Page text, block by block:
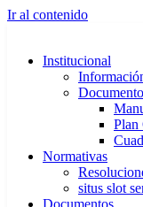
Ir al contenido
Institucional
Plan
Normativas
situs slot
Documentos